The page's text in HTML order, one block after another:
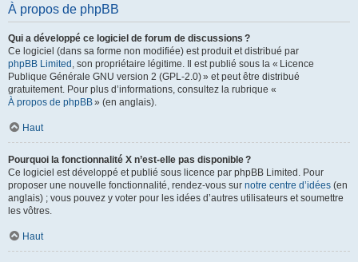
À propos de phpBB
Qui a développé ce logiciel de forum de discussions ?
Ce logiciel (dans sa forme non modifiée) est produit et distribué par
phpBB Limited , son propriétaire légitime. Il est publié sous la « Licence
Publique Générale GNU version 2 (GPL-2.0) » et peut être distribué
gratuitement. Pour plus d’informations, consultez la rubrique «
À propos de phpBB» (en anglais).
Haut
Pourquoi la fonctionnalité X n’est-elle pas disponible ?
Ce logiciel est développé et publié sous licence par phpBB Limited. Pour
proposer une nouvelle fonctionnalité, rendez-vous sur notre centre d’idées (en
anglais) ; vous pouvez y voter pour les idées d’autres utilisateurs et soumettre
les vôtres.
Haut